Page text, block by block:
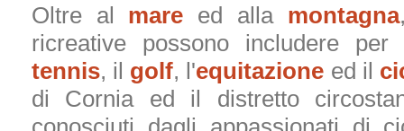
Oltre al mare ed alla montagna
ricreative possono includere
tennis, il golf, l'equitazione ed il
di Cornia ed il distretto